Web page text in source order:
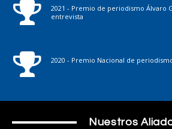
2021 - Premio de periodismo Álvaro
entrevista
2020 - Premio Nacional de
Nuestros